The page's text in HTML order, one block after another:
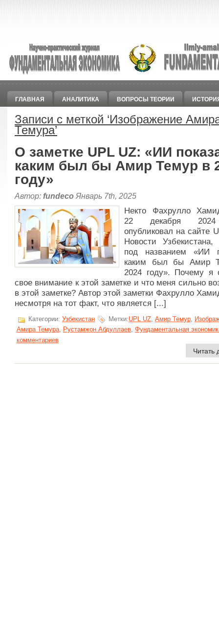
ГЛАВНАЯ АНАЛИТИКА ВОПРОСЫ ТЕОРИИ
Записи с меткой ‘Изображение
Темура’
О заметке UPL UZ: «ИИ
каким был бы Амир Темур в
году»
Автор: fundeco Январь 7th, 2025
Некто Фахрулло
22 декабря
опубликовал на сайте
Новости Узбекистана,
под названием «ИИ
каким был бы Амир
2024 году». Почему я
свое внимание к этой заметке и что меня сильно
в этой заметке? Автор этой заметки Фахрулло
несмотря на тот факт, что является [...]
Категории: Узбекистан Метки:UPL UZ, Амир Темур,
Амира Темура, Рустамжон Абдуллаев, Фундаментальная
комментариев
Читать